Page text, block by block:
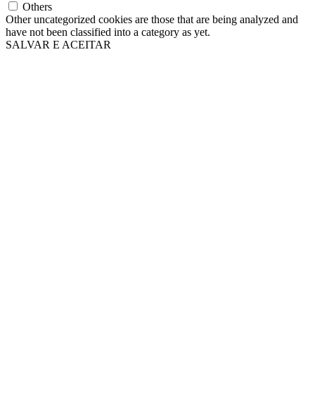
Others
Other uncategorized cookies are those that are being analyzed and
have not been classified into a category as yet.
SALVAR E ACEITAR